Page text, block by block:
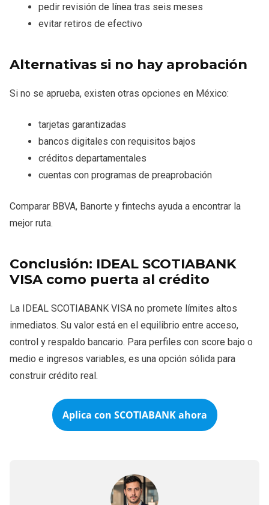
pedir revisión de línea tras seis meses
evitar retiros de efectivo
Alternativas si no hay aprobación
Si no se aprueba, existen otras opciones en México:
tarjetas garantizadas
bancos digitales con requisitos bajos
créditos departamentales
cuentas con programas de preaprobación
Comparar BBVA, Banorte y fintechs ayuda a encontrar la
mejor ruta.
Conclusión: IDEAL SCOTIABANK
VISA como puerta al crédito
La IDEAL SCOTIABANK VISA no promete límites altos
inmediatos. Su valor está en el equilibrio entre acceso,
control y respaldo bancario. Para perfiles con score bajo o
medio e ingresos variables, es una opción sólida para
construir crédito real.
Aplica con SCOTIABANKahora